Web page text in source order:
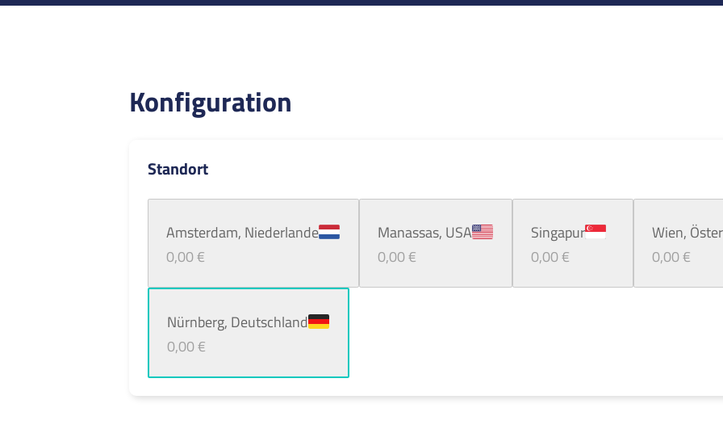
Konfiguration
Standort
Amsterdam, Niederlande
Niederlande
0,00 €
Manassas, USA
Vereinigte Staaten
0,00 €
Singapur
MENU.TOPBAR.COUNTRIES.SG
0,00 €
Wien,
Österreich
0,00 €
Nürnberg, Deutschland
Deutschland
0,00 €